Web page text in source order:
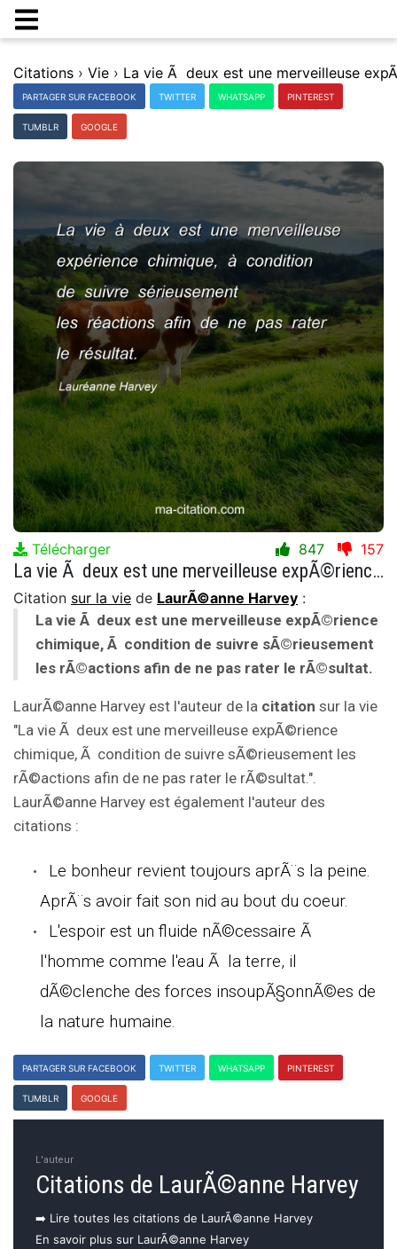
Citations › Vie ›
PARTAGER SUR FACEBOOK TWITTER WHATSAPP PINTEREST
TUMBLR GOOGLE
Télécharger 847 157
La vie Ã deux est une merveilleuse expÃ©rience chimique, Ã condition de suivre sÃ©rieusement les rÃ©actions afin de ne pas rater le rÃ©sultat.
Citation sur la vie de LaurÃ©anne Harvey :
La vie Ã deux est une merveilleuse expÃ©rience
chimique, Ã condition de suivre sÃ©rieusement
les rÃ©actions afin de ne pas rater le rÃ©sultat.
LaurÃ©anne Harvey est l'auteur de la citation sur la vie
"La vie Ã deux est une merveilleuse expÃ©rience
chimique, Ã condition de suivre sÃ©rieusement les
rÃ©actions afin de ne pas rater le rÃ©sultat.".
LaurÃ©anne Harvey est également l'auteur des
citations :
Le bonheur revient toujours aprÃ¨s la peine.
AprÃ¨s avoir fait son nid au bout du coeur.
L'espoir est un fluide nÃ©cessaire Ã
l'homme comme l'eau Ã la terre, il
dÃ©clenche des forces insoupÃ§onnÃ©es de
la nature humaine.
PARTAGER SUR FACEBOOK TWITTER WHATSAPP PINTEREST
TUMBLR GOOGLE
L'auteur
Citations de LaurÃ©anne Harvey
➡️ Lire toutes les citations de LaurÃ©anne Harvey
En savoir plus sur LaurÃ©anne Harvey